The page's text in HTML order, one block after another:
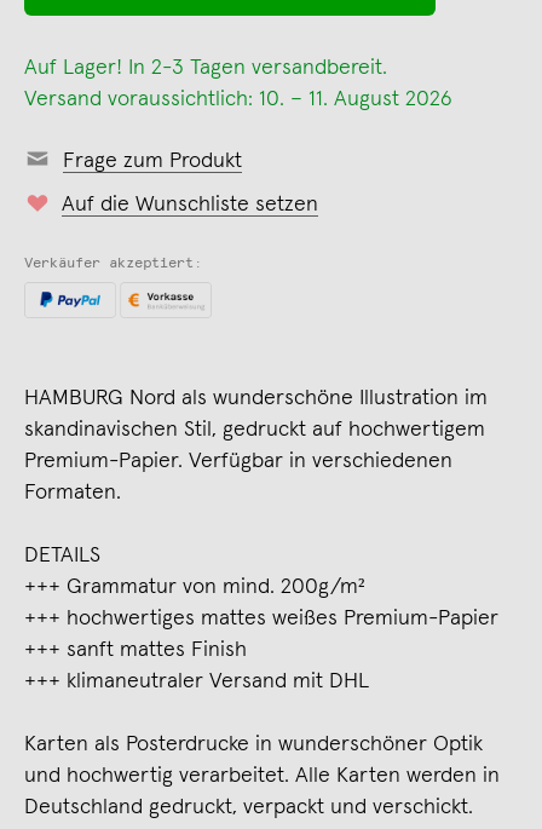
Auf Lager! In 2-3 Tagen versandbereit.
Versand voraussichtlich: 10. – 11. August 2026
Frage zum Produkt
Auf die Wunschliste setzen
Verkäufer akzeptiert:
HAMBURG Nord als wunderschöne Illustration im
skandinavischen Stil, gedruckt auf hochwertigem
Premium-Papier. Verfügbar in verschiedenen
Formaten.
DETAILS
+++ Grammatur von mind. 200g/m²
+++ hochwertiges mattes weißes Premium-Papier
+++ sanft mattes Finish
+++ klimaneutraler Versand mit DHL
Karten als Posterdrucke in wunderschöner Optik
und hochwertig verarbeitet. Alle Karten werden in
Deutschland gedruckt, verpackt und verschickt.